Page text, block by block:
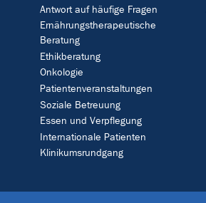
Antwort auf häufige Fragen
Ernährungstherapeutische
Beratung
Ethikberatung
Onkologie
Patientenveranstaltungen
Soziale Betreuung
Essen und Verpflegung
Internationale Patienten
Klinikumsrundgang